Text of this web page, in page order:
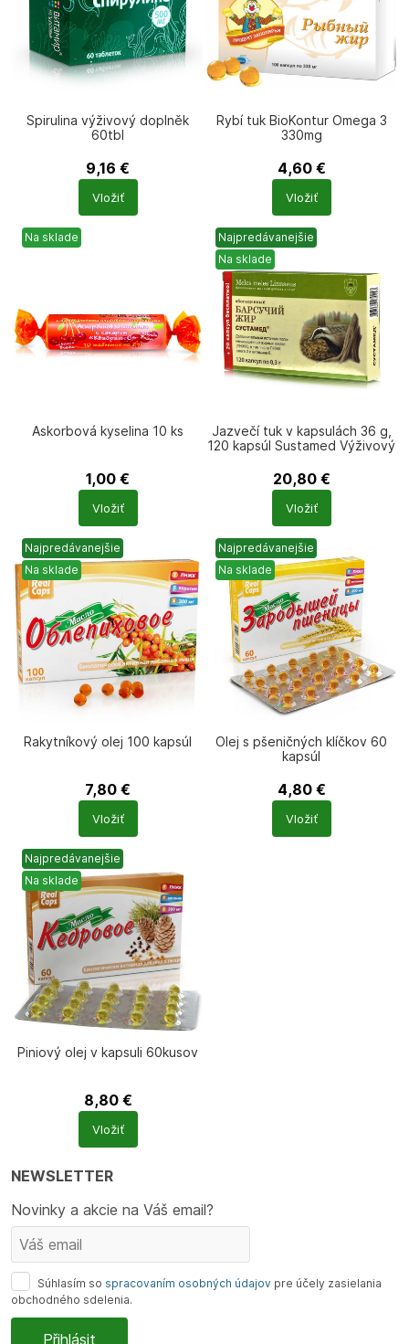
Spirulina výživový doplněk
60tbl
9,16 €
Počet
produktů
Vložiť
Rybí tuk BioKontur Omega 3
330mg
4,60 €
Počet
produktů
Vložiť
Na sklade
Askorbová kyselina 10 ks
1,00 €
Počet
produktů
Vložiť
Najpredávanejšie
Na sklade
Jazvečí tuk v kapsulách 36 g,
120 kapsúl Sustamed Výživový
20,80 €
Počet
produktů
Vložiť
Najpredávanejšie
Na sklade
Rakytníkový olej 100 kapsúl
7,80 €
Počet
produktů
Vložiť
Najpredávanejšie
Na sklade
Olej s pšeničných klíčkov 60
kapsúl
4,80 €
Počet
produktů
Vložiť
Najpredávanejšie
Na sklade
Piniový olej v kapsuli 60kusov
8,80 €
Počet
produktů
Vložiť
NEWSLETTER
Novinky a akcie na Váš email?
Súhlasím so spracovaním osobných údajov pre účely zasielania
obchodného sdelenia.